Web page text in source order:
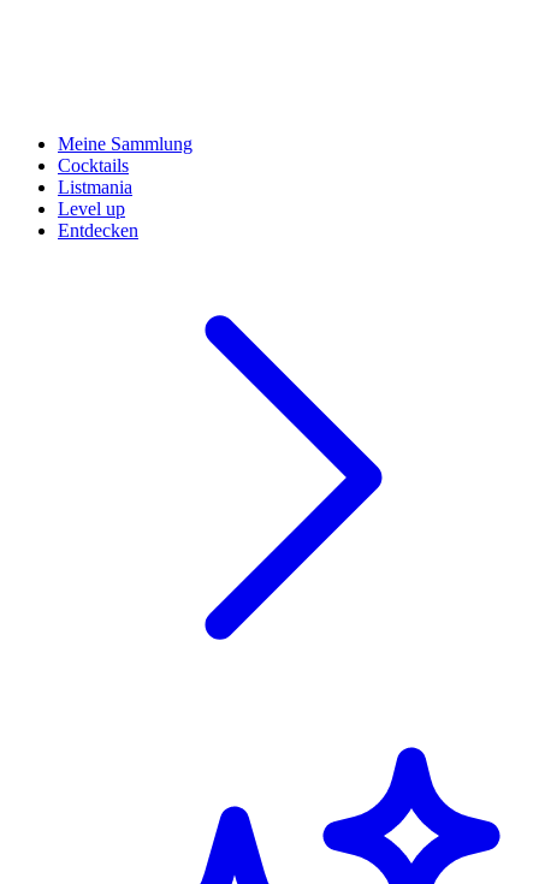
Meine Sammlung
Cocktails
Listmania
Level up
Entdecken